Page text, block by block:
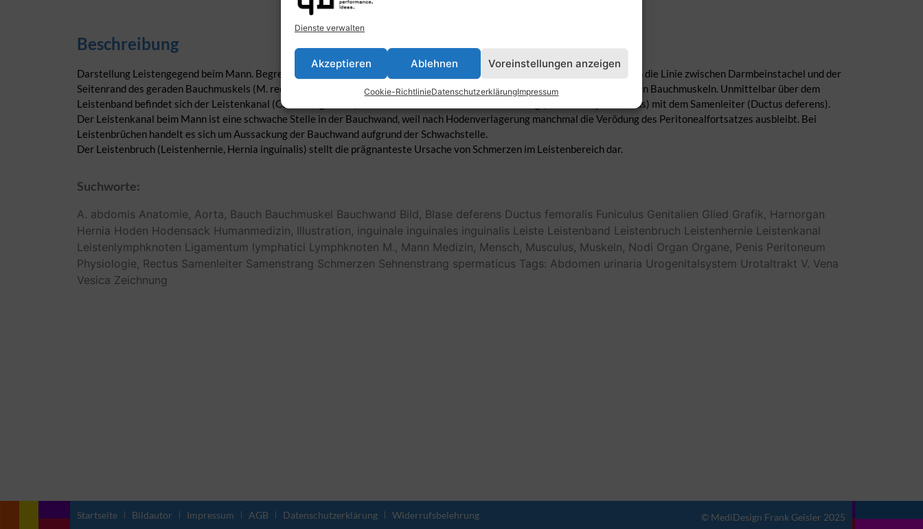
Dienste verwalten
Akzeptieren Ablehnen Voreinstellungen anzeigen
Cookie-RichtlinieDatenschutzerklärungImpressum
Beschreibung
Darstellung Leistengegend beim Mann. Begrenzung der Leistengegend sind das Leistenband (Ligamentum inguinale) und oben die Linie zwischen Darmbeinstachel und der
Seitenrand des geraden Bauchmuskels (M. rectus abdomis). Das Leistenband ist ein derber Sehnenstrang (Leiste) der seitlichen Bauchmuskeln. Unmittelbar über dem
Leistenband befindet sich der Leistenkanal (Canalis inguinalis). Beim Mann enthält er den Samenstrang (Funiculus spermaticus) mit dem Samenleiter (Ductus deferens).
Der Leistenkanal beim Mann ist eine schwache Stelle in der Bauchwand, weil nach Hodenverlagerung manchmal die Verödung des Peritonealfortsatzes ausbleibt. Bei
Leistenbrüchen handelt es sich um Aussackung der Bauchwand aufgrund der Schwachstelle.
Der Leistenbruch (Leistenhernie, Hernia inguinalis) stellt die prägnanteste Ursache von Schmerzen im Leistenbereich dar.
Suchworte:
A. abdomis Anatomie, Aorta, Bauch Bauchmuskel Bauchwand Bild, Blase deferens Ductus femoralis Funiculus Genitalien Glied Grafik, Harnorgan
Hernia Hoden Hodensack Humanmedizin, Illustration, inguinale inguinales inguinalis Leiste Leistenband Leistenbruch Leistenhernie Leistenkanal
Leistenlymphknoten Ligamentum lymphatici Lymphknoten M., Mann Medizin, Mensch, Musculus, Muskeln, Nodi Organ Organe, Penis Peritoneum
Physiologie, Rectus Samenleiter Samenstrang Schmerzen Sehnenstrang spermaticus Tags: Abdomen urinaria Urogenitalsystem Urotaltrakt V. Vena
Vesica Zeichnung
Startseite Bildautor Impressum AGB Datenschutzerklärung Widerrufsbelehrung © MediDesign Frank Geisler 2025